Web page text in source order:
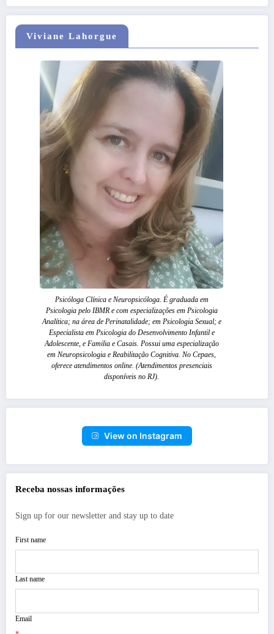
Viviane Lahorgue
Psicóloga Clínica e Neuropsicóloga. É graduada em
Psicologia pelo IBMR e com especializações em Psicologia
Analítica; na área de Perinatalidade; em Psicologia Sexual; e
Especialista em Psicologia do Desenvolvimento Infantil e
Adolescente, e Familia e Casais. Possui uma especialização
em Neuropsicologia e Reabilitação Cognitiva. No Cepaes,
oferece atendimentos online. (Atendimentos presenciais
disponíveis no RJ).
View on Instagram
Receba nossas informações
Sign up for our newsletter and stay up to date
First name
Last name
Email